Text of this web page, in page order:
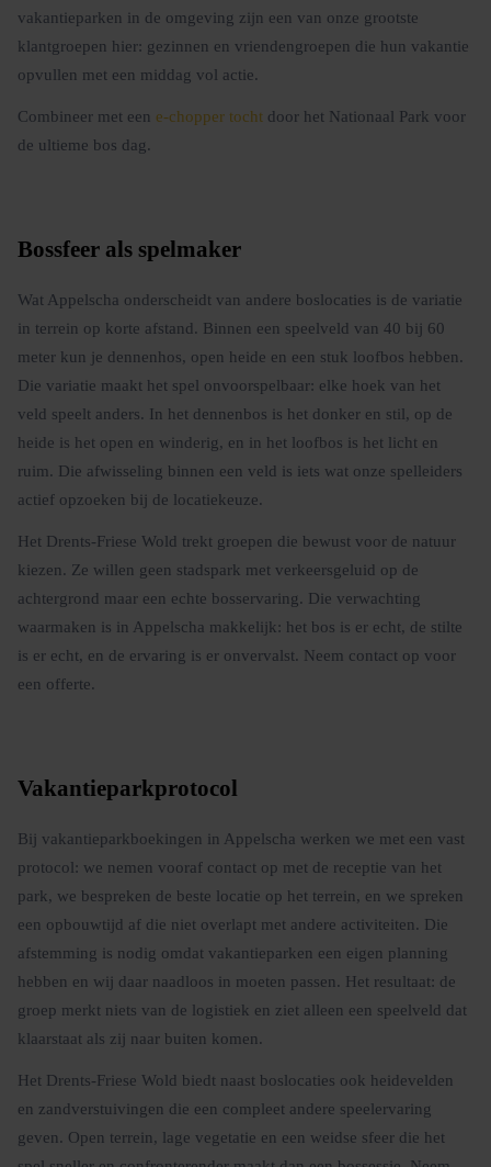
vakantieparken in de omgeving zijn een van onze grootste
klantgroepen hier: gezinnen en vriendengroepen die hun vakantie
opvullen met een middag vol actie.
Combineer met een e-chopper tocht door het Nationaal Park voor
de ultieme bos dag.
Bossfeer als spelmaker
Wat Appelscha onderscheidt van andere boslocaties is de variatie
in terrein op korte afstand. Binnen een speelveld van 40 bij 60
meter kun je dennenhos, open heide en een stuk loofbos hebben.
Die variatie maakt het spel onvoorspelbaar: elke hoek van het
veld speelt anders. In het dennenbos is het donker en stil, op de
heide is het open en winderig, en in het loofbos is het licht en
ruim. Die afwisseling binnen een veld is iets wat onze spelleiders
actief opzoeken bij de locatiekeuze.
Het Drents-Friese Wold trekt groepen die bewust voor de natuur
kiezen. Ze willen geen stadspark met verkeersgeluid op de
achtergrond maar een echte bosservaring. Die verwachting
waarmaken is in Appelscha makkelijk: het bos is er echt, de stilte
is er echt, en de ervaring is er onvervalst. Neem contact op voor
een offerte.
Vakantieparkprotocol
Bij vakantieparkboekingen in Appelscha werken we met een vast
protocol: we nemen vooraf contact op met de receptie van het
park, we bespreken de beste locatie op het terrein, en we spreken
een opbouwtijd af die niet overlapt met andere activiteiten. Die
afstemming is nodig omdat vakantieparken een eigen planning
hebben en wij daar naadloos in moeten passen. Het resultaat: de
groep merkt niets van de logistiek en ziet alleen een speelveld dat
klaarstaat als zij naar buiten komen.
Het Drents-Friese Wold biedt naast boslocaties ook heidevelden
en zandverstuivingen die een compleet andere speelervaring
geven. Open terrein, lage vegetatie en een weidse sfeer die het